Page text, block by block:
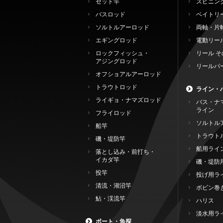
セット竿
バスロッド
ソルトルアーロッド
エギングロッド
ロックフィッシュ・
アジングロッド
オフショアルアーロッド
トラウトロッド
ライギョ・ナマズロッド
フライロッド
船竿
磯・堤防竿
落とし込み・前打ち・
イカダ竿
投竿
清流・湖沼竿
鮎・渓流竿
ボート・魚探
スピニン
ベイトリ
両軸・片
電動リー
リール
リールパ
ライン・
バス・ナ
ライン
ソルトル
トラウト
船用ライ
磯・堤防
投げ用ラ
ボビン巻
ハリス
淡水用ラ